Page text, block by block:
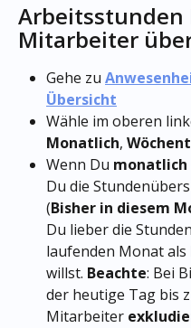
Arbeitsstunden
Mitarbeiter
Gehe zu
Übersicht
Wähle im oberen
Monatlich,
Wenn Du monatlich
Du die
(Bisher in diesem
Du lieber die
laufenden Monat als
willst. Beachte: Bei
der heutige Tag bis
Mitarbeiter